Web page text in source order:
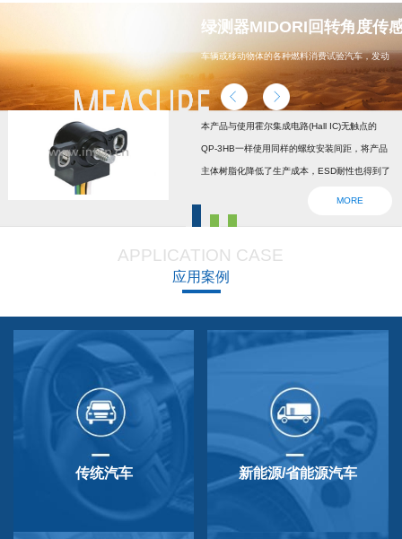
绿测器MIDORI回转角度传
车辆或移动物体的各种燃料消费试验汽车，发动
机，汽车配件，能源
本产品与使用霍尔集成电路(Hall IC)无触点的
QP-3HB一样使用同样的螺纹安装间距，将产品
主体树脂化降低了生产成本，ESD耐性也得到了
设回位弹簧，防震动防撞击功能强大，防尘防
QP-3HB标准相同。本产品在游船、铲运车的遥
控手柄、卡车离合器和换挡等方面要求较高的领
MORE
APPLICATION CASE
应用案例
传统汽车 新能源/省能源汽车